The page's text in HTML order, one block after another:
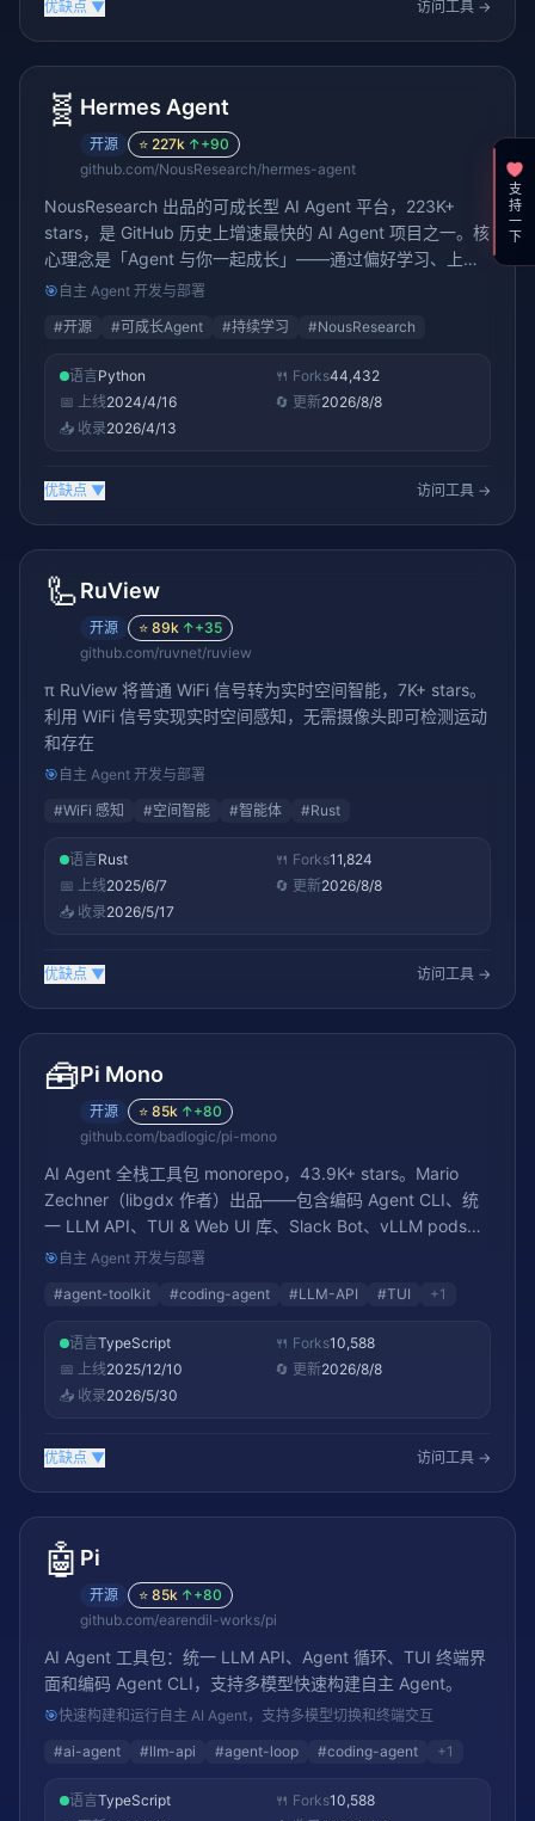
优缺点 ▼ 访问工具 →
🧬 Hermes Agent
开源 ⭐ 227k ↑+90
github.com/NousResearch/hermes-agent
NousResearch 出品的可成长型 AI Agent 平台，223K+
stars，是 GitHub 历史上增速最快的 AI Agent 项目之一。核
心理念是「Agent 与你一起成长」——通过偏好学习、上下
文记忆和技能协作，Agent 在交互中变得越来越懂你。不同
用门槛的同时保证进化方向符合用户意图。
🎯 自主 Agent 开发与部署
#开源 #可成长Agent #持续学习 #NousResearch
语言Python 🍴 Forks44,432
📅 上线2024/4/16 🔄 更新2026/8/8
📥 收录2026/4/13
优缺点 ▼ 访问工具 →
🦾RuView
开源 ⭐ 89k ↑+35
github.com/ruvnet/ruview
π RuView 将普通 WiFi 信号转为实时空间智能，7K+ stars。
利用 WiFi 信号实现实时空间感知，无需摄像头即可检测运动
和存在
🎯 自主 Agent 开发与部署
#WiFi 感知 #空间智能 #智能体 #Rust
语言Rust 🍴 Forks11,824
📅 上线2025/6/7 🔄 更新2026/8/8
📥 收录2026/5/17
优缺点 ▼ 访问工具 →
🧰Pi Mono
开源 ⭐ 85k ↑+80
github.com/badlogic/pi-mono
AI Agent 全栈工具包 monorepo，43.9K+ stars。Mario
Zechner（libgdx 作者）出品——包含编码 Agent CLI、统
一 LLM API、TUI & Web UI 库、Slack Bot、vLLM pods。
统一 LLM API 抽象化 Anthropic、OpenAI、Google、Groq
session 数据反馈用于改进编码 Agent 评估
🎯 自主 Agent 开发与部署
#agent-toolkit #coding-agent #LLM-API #TUI +1
语言TypeScript 🍴 Forks10,588
📅 上线2025/12/10 🔄 更新2026/8/8
📥 收录2026/5/30
优缺点 ▼ 访问工具 →
🤖 Pi
开源 ⭐ 85k ↑+80
github.com/earendil-works/pi
AI Agent 工具包：统一 LLM API、Agent 循环、TUI 终端界
面和编码 Agent CLI，支持多模型快速构建自主 Agent。
🎯快速构建和运行自主 AI Agent，支持多模型切换和终端交互
#ai-agent #llm-api #agent-loop #coding-agent +1
语言TypeScript 🍴 Forks10,588
支持一下